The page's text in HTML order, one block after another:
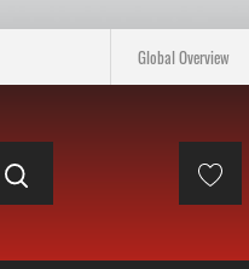
Global Overview